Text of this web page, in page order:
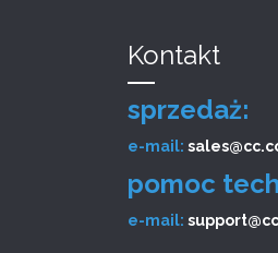
Kontakt
sprzedaż:
e-mail:
pomoc
e-mail: